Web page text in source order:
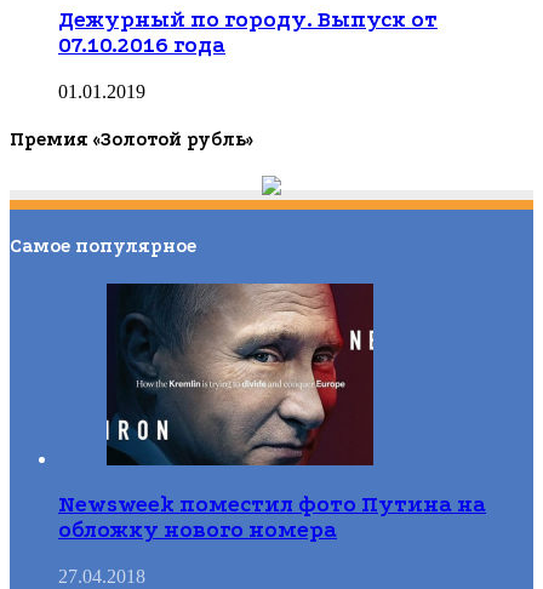
Дежурный по городу. Выпуск от
07.10.2016 года
01.01.2019
Премия «Золотой рубль»
Самое популярное
Newsweek поместил фото Путина на
обложку нового номера
27.04.2018